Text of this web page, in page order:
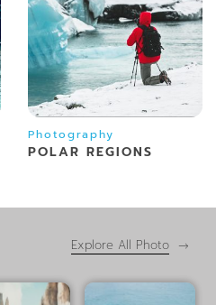
Photography
POLAR REGIONS
Explore All Photo